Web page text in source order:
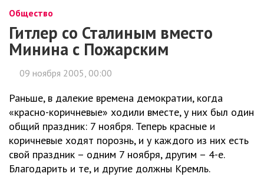
Общество
Гитлер со Сталиным вместо
Минина с Пожарским
09 ноября 2005, 00:00
Раньше, в далекие времена демократии, когда
«красно-коричневые» ходили вместе, у них был один
общий праздник: 7 ноября. Теперь красные и
коричневые ходят порознь, и у каждого из них есть
свой праздник – одним 7 ноября, другим – 4-е.
Благодарить и те, и другие должны Кремль.